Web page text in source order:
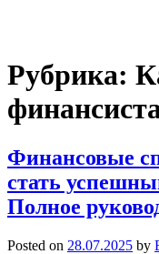
Рубрика:
Финансовые
стать
Полное
Posted on 28.07.2025 by